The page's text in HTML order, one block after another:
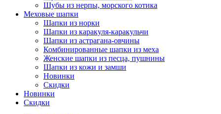
Шубы из нерпы, морского котика
Меховые шапки
Шапки из норки
Шапки из каракуля-каракульчи
Шапки из астрагана-овчины
Комбинированные шапки из меха
Женские шапки из песца, пушнины
Шапки из кожи и замши
Новинки
Скидки
Новинки
Скидки